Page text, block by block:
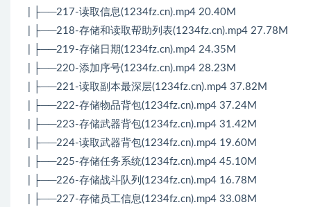
| ├──217-读取信息(1234fz.cn).mp4 20.40M
| ├──218-存储和读取帮助列表(1234fz.cn).mp4 27.78M
| ├──219-存储日期(1234fz.cn).mp4 24.35M
| ├──220-添加序号(1234fz.cn).mp4 28.23M
| ├──221-读取副本最深层(1234fz.cn).mp4 37.82M
| ├──222-存储物品背包(1234fz.cn).mp4 37.24M
| ├──223-存储武器背包(1234fz.cn).mp4 31.42M
| ├──224-读取武器背包(1234fz.cn).mp4 19.60M
| ├──225-存储任务系统(1234fz.cn).mp4 45.10M
| ├──226-存储战斗队列(1234fz.cn).mp4 16.78M
| ├──227-存储员工信息(1234fz.cn).mp4 33.08M